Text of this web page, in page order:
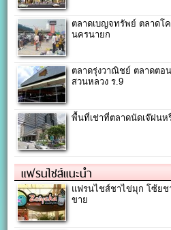
ตลาดเบญจทรัพย์ ตลาดโ
นครนายก
ตลาดรุ่งวาณิชย์ ตลาดตอ
สวนหลวง ร.9
พื้นที่เช่าที่ตลาดนัดเจ๊ฝนห
แฟรนไชส์แนะนำ
แฟรนไชส์ชาไข่มุก โซ้ยช
ขาย